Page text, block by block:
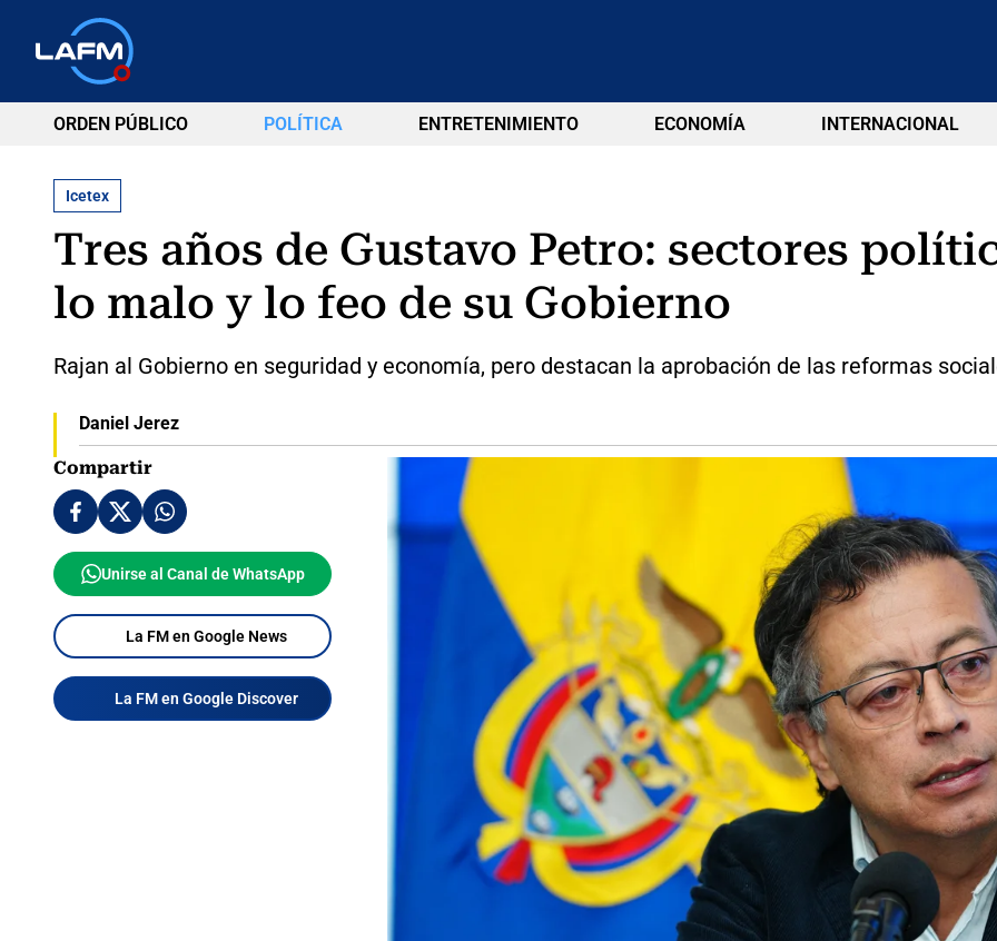
ORDEN PÚBLICO POLÍTICA ENTRETENIMIENTO ECONOMÍA INTERNACIONAL
Icetex
Tres años de Gustavo Petro: sectores
lo malo y lo feo de su Gobierno
Rajan al Gobierno en seguridad y economía, pero destacan la aprobación de las reformas
Daniel Jerez
Compartir
Unirse al Canal de WhatsApp
La FM en Google News
La FM en Google Discover